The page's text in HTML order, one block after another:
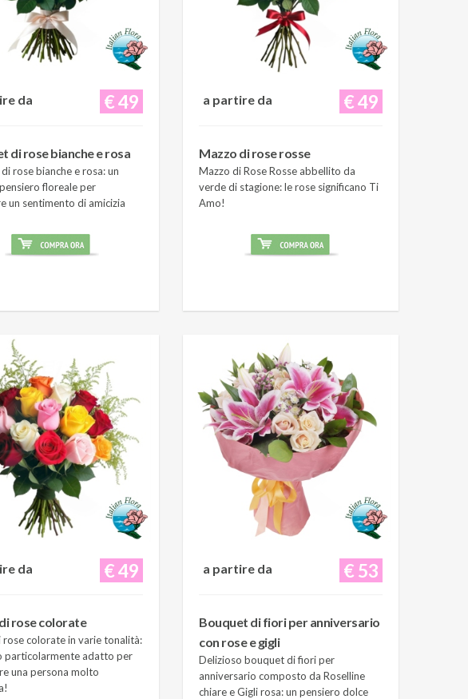
€ 49
da
di rose bianche e rosa
rose bianche e rosa: un
floreale per
un sentimento di amicizia
€ 49
a partire da
Mazzo di rose rosse
Mazzo di Rose Rosse abbellito da
verde di stagione: le rose significano Ti
Amo!
€ 49
da
rose colorate
rose colorate in varie tonalità:
particolarmente adatto per
una persona molto
€ 53
a partire da
Bouquet di fiori per anniversario
con rose e gigli
Delizioso bouquet di fiori per
anniversario composto da Roselline
chiare e Gigli rosa: un pensiero dolce